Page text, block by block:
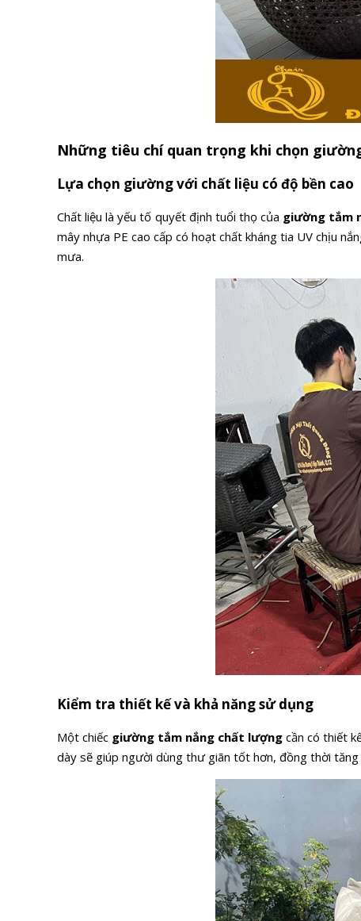
Những tiêu chí quan trọng khi chọn
Lựa chọn giường với chất liệu có độ bền cao
Chất liệu là yếu tố quyết định tuổi thọ của giường tắm
mây nhựa PE cao cấp có hoạt chất kháng tia UV chịu
mưa.
Kiểm tra thiết kế và khả năng sử dụng
Một chiếc giường tắm nắng chất lượng cần có thiết
dày sẽ giúp người dùng thư giãn tốt hơn, đồng thời